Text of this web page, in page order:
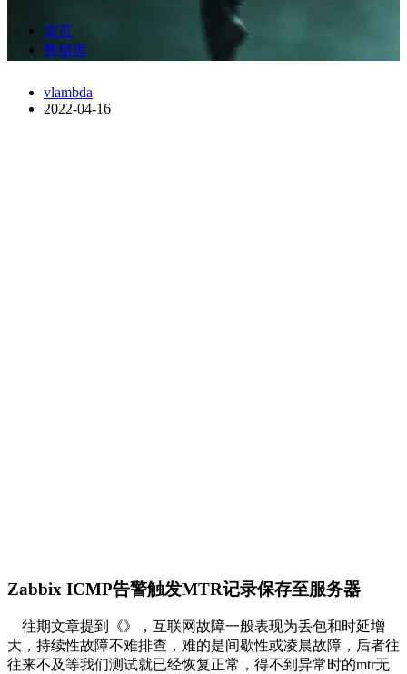
首页
数据库
vlambda
2022-04-16
Zabbix ICMP告警触发MTR记录保存至服务器
往期文章提到《》，互联网故障一般表现为丢包和时延增
大，持续性故障不难排查，难的是间歇性或凌晨故障，后者往
往来不及等我们测试就已经恢复正常，得不到异常时的mtr无